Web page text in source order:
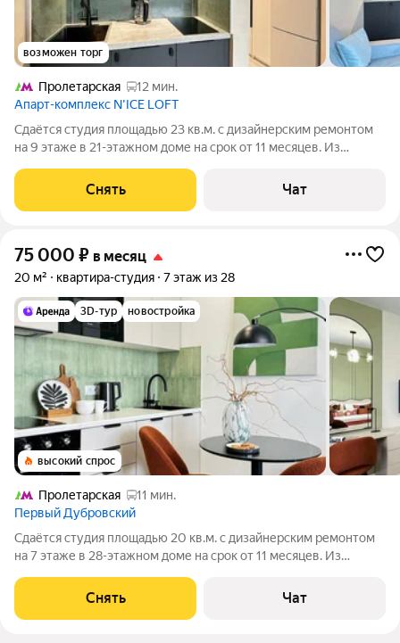
возможен торг
Пролетарская
12 мин.
Апарт-комплекс N’ICE LOFT
Сдаётся студия площадью 23 кв.м. с дизайнерским ремонтом
на 9 этаже в 21-этажном доме на срок от 11 месяцев. Из
Дом - монолитный, окна
Снять Чат
75 000 ₽ в месяц
20 м² квартира-студия 7 этаж из 28
3D-тур новостройка
высокий спрос
Пролетарская
11 мин.
Первый Дубровский
Сдаётся студия площадью 20 кв.м. с дизайнерским ремонтом
на 7 этаже в 28-этажном доме на срок от 11 месяцев. Из
Телевизор Smart TV с 4-K разрешением Встроенный
холодильник NO FROST с зоной
Снять Чат